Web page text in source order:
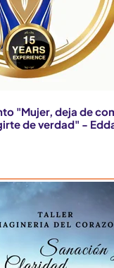
"Mujer, deja de
de verdad" -